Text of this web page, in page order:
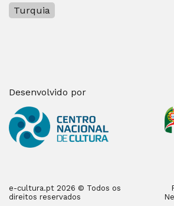
Turquia
Desenvolvido por
e-cultura.pt 2026 © Todos os
direitos reservados